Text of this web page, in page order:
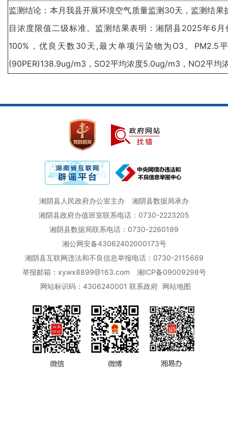
监测结论：本月我县开展环境空气质量监测30天，监测结
目浓度限值二级标准。监测结果表明：湘阴县2025年6
100%，优良天数30天,最大单项污染物为O3。PM2.5
(90PER)138.9ug/m3，SO2平均浓度5.0ug/m3，NO2平
湘阴县人民政府办公室主办
湘阴县数据局承办
湘阴县政府办值班室联系电话：0730-2223205
湘阴县数据局联系电话：0730-2260199
湘公网安备43062402000173号
湘阴县互联网违法和不良信息举报电话：0730-2115669
举报邮箱：xywx8899@163.com
湘ICP备09009298号
网站标识码：4306240001 联系政府 网站地图